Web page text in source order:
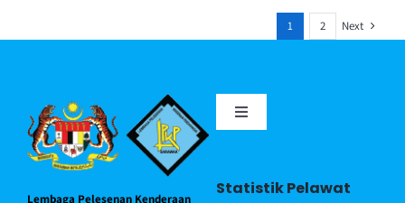
1 2 Next
Lembaga Pelesenan Kenderaan
Toggle
Portal MyGov
Statistik Pelawat